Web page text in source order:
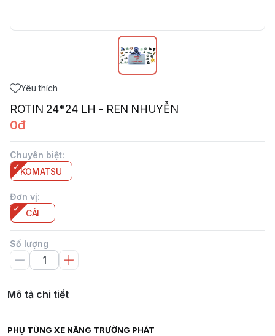
Yêu thích
ROTIN 24*24 LH - REN NHUYỄN
0đ
Chuyên biệt:
KOMATSU
Đơn vị:
CÁI
Số lượng
Mô tả chi tiết
PHỤ TÙNG XE NÂNG TRƯỜNG PHÁT